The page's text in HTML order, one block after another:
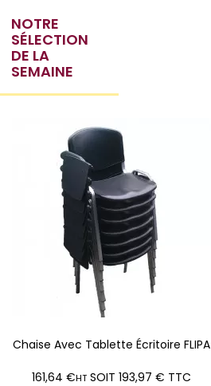
NOTRE
SÉLECTION
DE LA
SEMAINE
Chaise Avec Tablette Écritoire FLIPA
PRIX
161,64 €HT SOIT 193,97 € TTC